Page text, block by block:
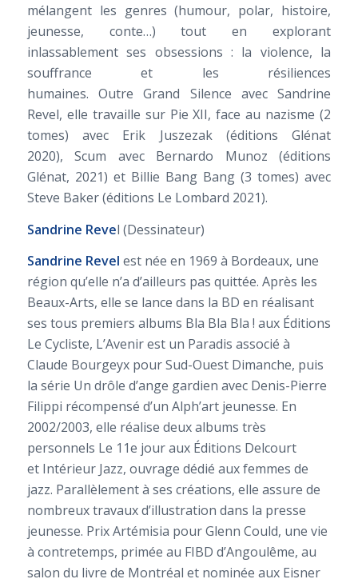
mélangent les genres (humour, polar, histoire,
jeunesse, conte…) tout en explorant
inlassablement ses obsessions : la violence, la
souffrance et les résiliences
humaines. OutreGrand Silence avec Sandrine
Revel, elle travaille sur Pie XII, face au nazisme (2
tomes) avec Erik Juszezak (éditions Glénat
2020),Scum avec Bernardo Munoz (éditions
Glénat, 2021) et Billie Bang Bang (3 tomes) avec
Steve Baker (éditions Le Lombard 2021).
Sandrine Revel (Dessinateur)
Sandrine Revel est née en 1969 à Bordeaux, une
région qu’elle n’a d’ailleurs pas quittée. Après les
Beaux-Arts, elle se lance dans la BD en réalisant
ses tous premiers albums Bla Bla Bla ! aux Éditions
Le Cycliste, L’Avenir est un Paradis associé à
Claude Bourgeyx pour Sud-Ouest Dimanche, puis
la série Un drôle d’ange gardien avec Denis-Pierre
Filippi récompensé d’un Alph’art jeunesse. En
2002/2003, elle réalise deux albums très
personnels Le 11e jouraux Éditions Delcourt
et Intérieur Jazz, ouvrage dédié aux femmes de
jazz. Parallèlement à ses créations, elle assure de
nombreux travaux d’illustration dans la presse
jeunesse. Prix Artémisia pourGlenn Could, une vie
à contretemps, primée au FIBD d’Angoulême, au
salon du livre de Montréal et nominée aux Eisner